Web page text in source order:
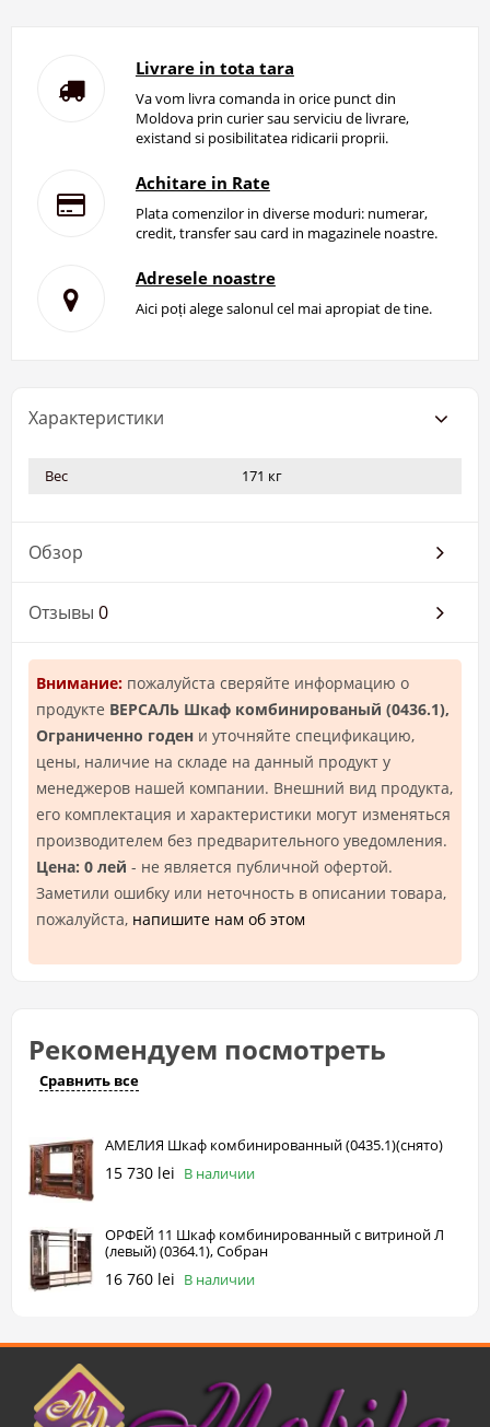
Livrare in tota tara
Va vom livra comanda in orice punct din
Moldova prin curier sau serviciu de livrare,
existand si posibilitatea ridicarii proprii.
Achitare in Rate
Plata comenzilor in diverse moduri: numerar,
credit, transfer sau card in magazinele noastre.
Adresele noastre
Aici poți alege salonul cel mai apropiat de tine.
Характеристики
Вес 171 кг
Обзор
Отзывы 0
Внимание: пожалуйста сверяйте информацию о
продукте ВЕРСАЛЬ Шкаф комбинированый (0436.1),
Ограниченно годен и уточняйте спецификацию,
цены, наличие на складе на данный продукт у
менеджеров нашей компании. Внешний вид продукта,
его комплектация и характеристики могут изменяться
производителем без предварительного уведомления.
Цена: 0 лей - не является публичной офертой.
Заметили ошибку или неточность в описании товара,
пожалуйста, напишите нам об этом
Рекомендуем посмотреть
Сравнить все
АМЕЛИЯ Шкаф комбинированный (0435.1)(снято)
15 730 lei В наличии
ОРФЕЙ 11 Шкаф комбинированный с витриной Л
(левый) (0364.1), Собран
16 760 lei В наличии